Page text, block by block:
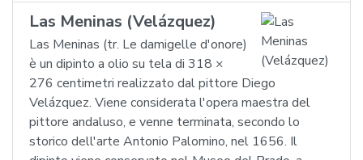
Las Meninas (Velázquez)
Las Meninas (tr. Le damigelle d'onore)
è un dipinto a olio su tela di 318 ×
276 centimetri realizzato dal pittore Diego
Velázquez. Viene considerata l'opera maestra del
pittore andaluso, e venne terminata, secondo lo
storico dell'arte Antonio Palomino, nel 1656. Il